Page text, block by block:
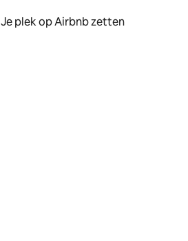
Je plek op Airbnb zetten